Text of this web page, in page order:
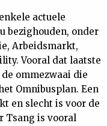
actuele
bezighouden, onder
Arbeidsmarkt,
Vooral dat laatste
ommezwaai die
Omnibusplan. Een
en slecht is voor de
Tsang is vooral